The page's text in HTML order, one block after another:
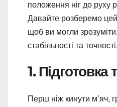
положення ніг до руху
Давайте розберемо
щоб ви могли
стабільності та точності.
1. Підготовка
Перш ніж кинути м’яч,